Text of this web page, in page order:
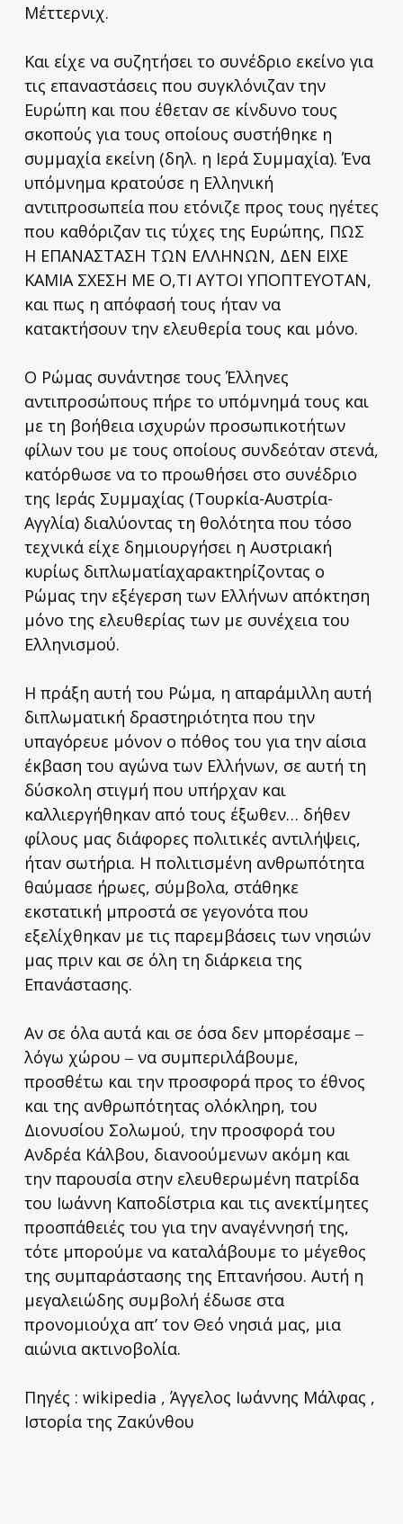
Μέττερνιχ.
Και είχε να συζητήσει το συνέδριο εκείνο για
τις επαναστάσεις που συγκλόνιζαν την
Ευρώπη και που έθεταν σε κίνδυνο τους
σκοπούς για τους οποίους συστήθηκε η
συμμαχία εκείνη (δηλ. η Ιερά Συμμαχία). Ένα
υπόμνημα κρατούσε η Ελληνική
αντιπροσωπεία που ετόνιζε προς τους ηγέτες
που καθόριζαν τις τύχες της Ευρώπης, ΠΩΣ
Η ΕΠΑΝΑΣΤΑΣΗ ΤΩΝ ΕΛΛΗΝΩΝ, ΔΕΝ ΕΙΧΕ
ΚΑΜΙΑ ΣΧΕΣΗ ΜΕ Ο,ΤΙ ΑΥΤΟΙ ΥΠΟΠΤΕΥΟΤΑΝ,
και πως η απόφασή τους ήταν να
κατακτήσουν την ελευθερία τους και μόνο.
Ο Ρώμας συνάντησε τους Έλληνες
αντιπροσώπους πήρε το υπόμνημά τους και
με τη βοήθεια ισχυρών προσωπικοτήτων
φίλων του με τους οποίους συνδεόταν στενά,
κατόρθωσε να το προωθήσει στο συνέδριο
της Ιεράς Συμμαχίας (Τουρκία-Αυστρία-
Αγγλία) διαλύοντας τη θολότητα που τόσο
τεχνικά είχε δημιουργήσει η Αυστριακή
κυρίως διπλωματίαχαρακτηρίζοντας ο
Ρώμας την εξέγερση των Ελλήνων απόκτηση
μόνο της ελευθερίας των με συνέχεια του
Ελληνισμού.
Η πράξη αυτή του Ρώμα, η απαράμιλλη αυτή
διπλωματική δραστηριότητα που την
υπαγόρευε μόνον ο πόθος του για την αίσια
έκβαση του αγώνα των Ελλήνων, σε αυτή τη
δύσκολη στιγμή που υπήρχαν και
καλλιεργήθηκαν από τους έξωθεν… δήθεν
φίλους μας διάφορες πολιτικές αντιλήψεις,
ήταν σωτήρια. Η πολιτισμένη ανθρωπότητα
θαύμασε ήρωες, σύμβολα, στάθηκε
εκστατική μπροστά σε γεγονότα που
εξελίχθηκαν με τις παρεμβάσεις των νησιών
μας πριν και σε όλη τη διάρκεια της
Επανάστασης.
Αν σε όλα αυτά και σε όσα δεν μπορέσαμε ‒
λόγω χώρου ‒ να συμπεριλάβουμε,
προσθέτω και την προσφορά προς το έθνος
και της ανθρωπότητας ολόκληρη, του
Διονυσίου Σολωμού, την προσφορά του
Ανδρέα Κάλβου, διανοούμενων ακόμη και
την παρουσία στην ελευθερωμένη πατρίδα
του Ιωάννη Καποδίστρια και τις ανεκτίμητες
προσπάθειές του για την αναγέννησή της,
τότε μπορούμε να καταλάβουμε το μέγεθος
της συμπαράστασης της Επτανήσου. Αυτή η
μεγαλειώδης συμβολή έδωσε στα
προνομιούχα απ’ τον Θεό νησιά μας, μια
αιώνια ακτινοβολία.
Πηγές : wikipedia , Άγγελος Ιωάννης Μάλφας ,
Ιστορία της Ζακύνθου